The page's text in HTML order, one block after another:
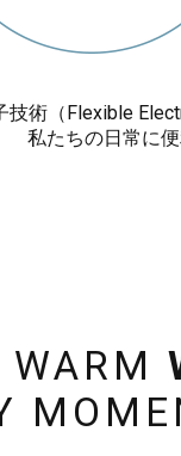
技術（Flexible
私たちの日常に